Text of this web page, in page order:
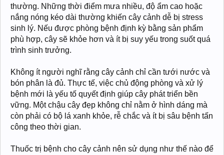
thường. Những thời điểm mưa nhiều, độ ẩm cao hoặc
nắng nóng kéo dài thường khiến cây cảnh dễ bị stress
sinh lý. Nếu được phòng bệnh định kỳ bằng sản phẩm
phù hợp, cây sẽ khỏe hơn và ít bị suy yếu trong suốt quá
trình sinh trưởng.
Không ít người nghĩ rằng cây cảnh chỉ cần tưới nước và
bón phân là đủ. Thực tế, việc chủ động phòng và xử lý
bệnh mới là yếu tố quyết định giúp cây phát triển bền
vững. Một chậu cây đẹp không chỉ nằm ở hình dáng mà
còn phải có bộ lá xanh khỏe, rễ chắc và ít bị sâu bệnh tấn
công theo thời gian.
Thuốc trị bệnh cho cây cảnh nên sử dụng như thế nào để